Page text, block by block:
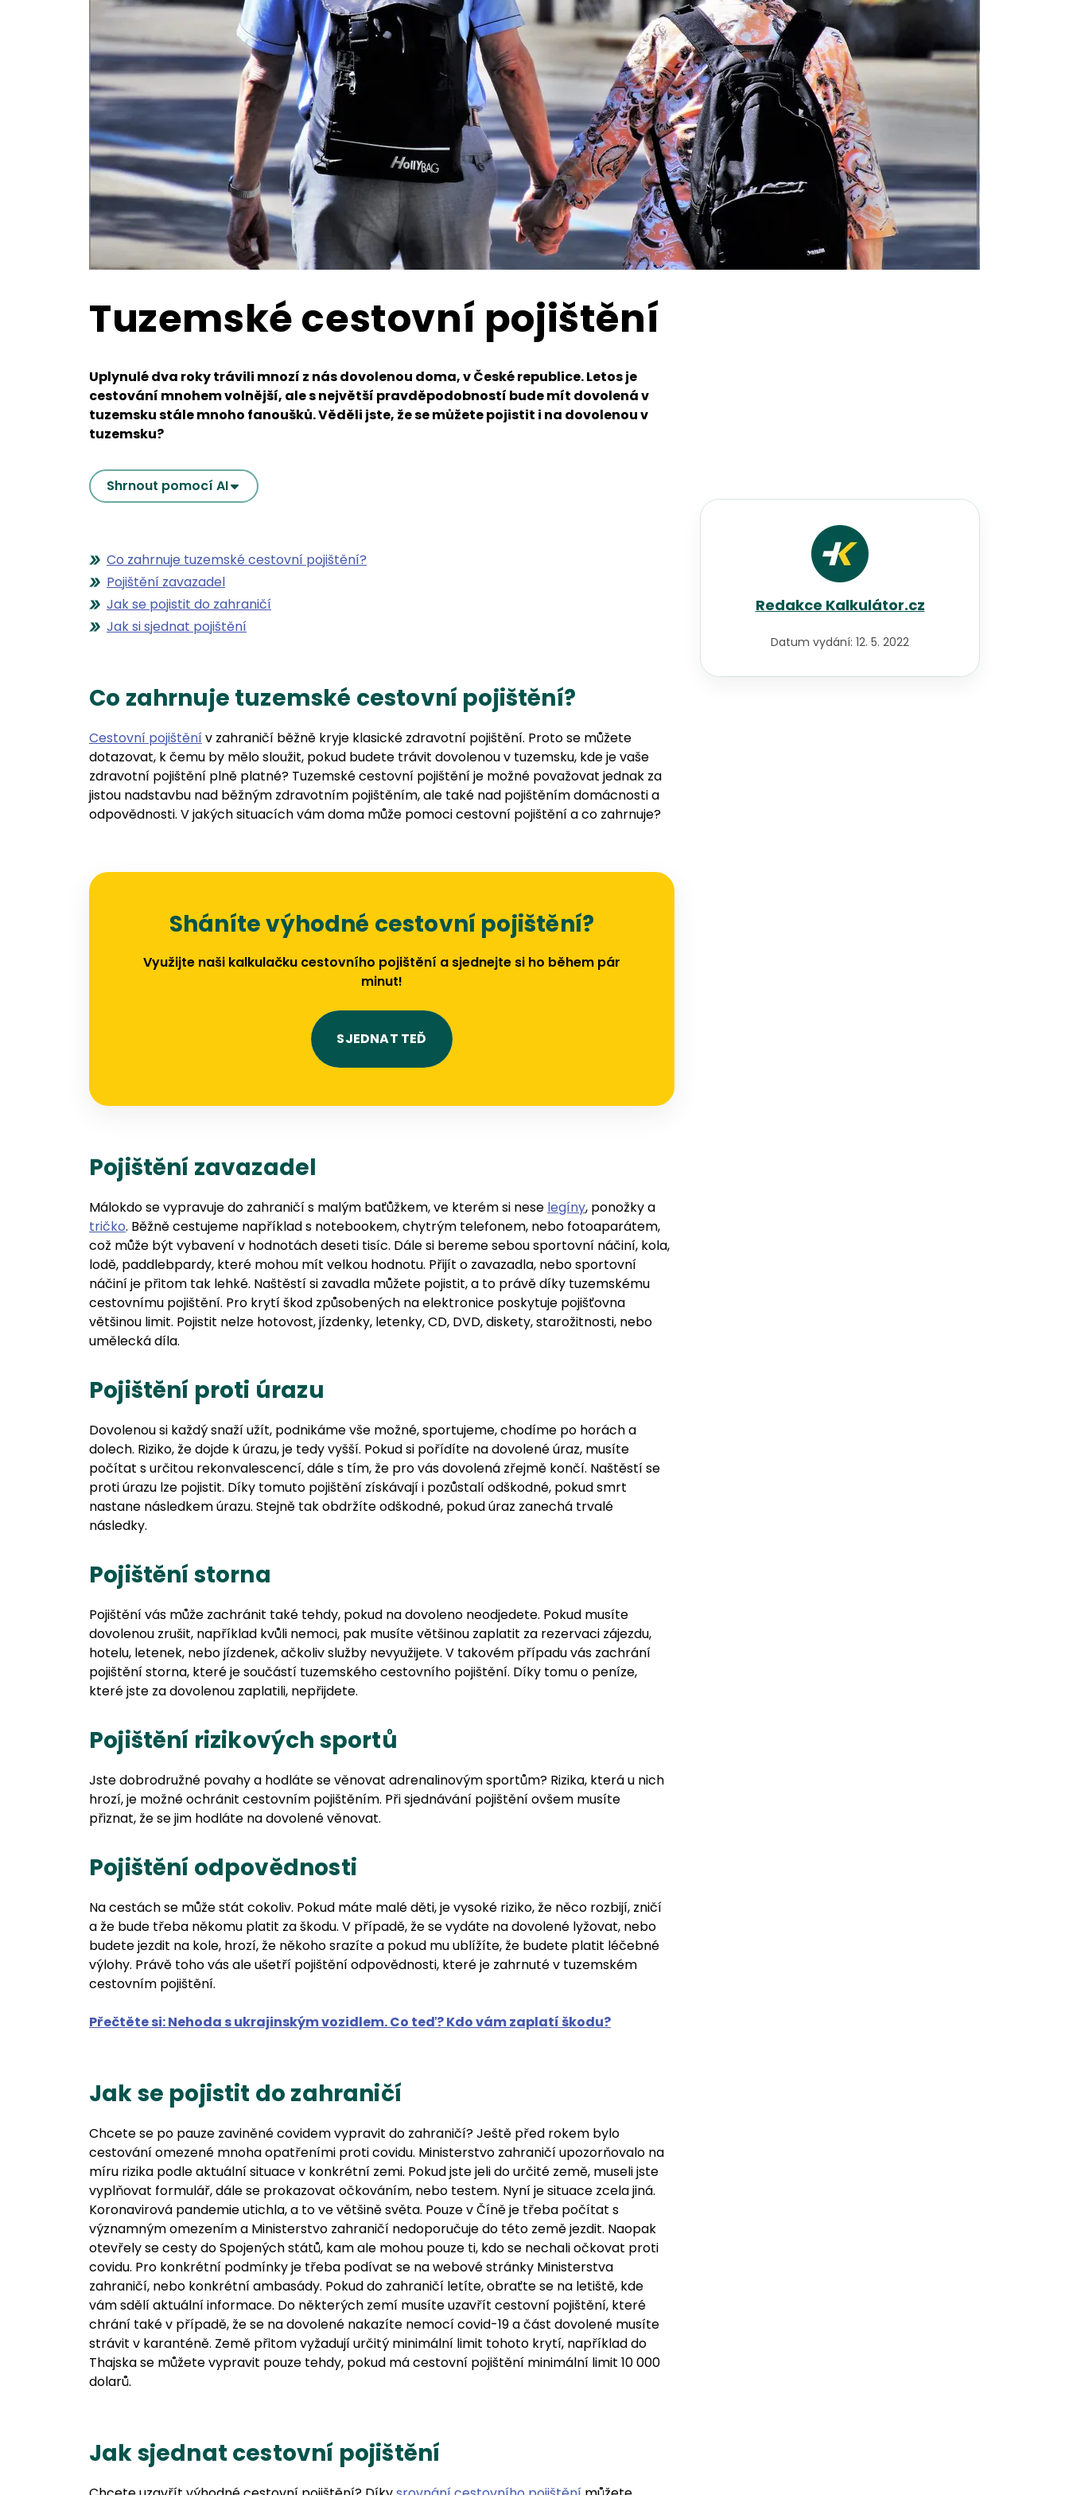
Tuzemské cestovní pojištění
Uplynulé dva roky trávili mnozí z nás dovolenou doma, v České republice. Letos je
cestování mnohem volnější, ale s největší pravděpodobností bude mít dovolená v
tuzemsku stále mnoho fanoušků. Věděli jste, že se můžete pojistit i na dovolenou v
tuzemsku?
Shrnout pomocí AI
Co zahrnuje tuzemské cestovní pojištění?
Pojištění zavazadel
Jak se pojistit do zahraničí
Jak si sjednat pojištění
Co zahrnuje tuzemské cestovní pojištění?
Cestovní pojištěnív zahraničí běžně kryje klasické zdravotní pojištění. Proto se můžete
dotazovat, k čemu by mělo sloužit, pokud budete trávit dovolenou v tuzemsku, kde je vaše
zdravotní pojištění plně platné? Tuzemské cestovní pojištění je možné považovat jednak za
jistou nadstavbu nad běžným zdravotním pojištěním, ale také nad pojištěním domácnosti a
odpovědnosti. V jakých situacích vám doma může pomoci cestovní pojištění a co zahrnuje?
Sháníte výhodné cestovní pojištění?
Využijte naši kalkulačku cestovního pojištění a sjednejte si ho během pár
minut!
SJEDNAT TEĎ
Pojištění zavazadel
Málokdo se vypravuje do zahraničí s malým baťůžkem, ve kterém si nese legíny, ponožky a
tričko. Běžně cestujeme například s notebookem, chytrým telefonem, nebo fotoaparátem,
což může být vybavení v hodnotách deseti tisíc. Dále si bereme sebou sportovní náčiní, kola,
lodě, paddlebpardy, které mohou mít velkou hodnotu. Přijít o zavazadla, nebo sportovní
náčiní je přitom tak lehké. Naštěstí si zavadla můžete pojistit, a to právě díky tuzemskému
cestovnímu pojištění. Pro krytí škod způsobených na elektronice poskytuje pojišťovna
většinou limit. Pojistit nelze hotovost, jízdenky, letenky, CD, DVD, diskety, starožitnosti, nebo
umělecká díla.
Pojištění proti úrazu
Dovolenou si každý snaží užít, podnikáme vše možné, sportujeme, chodíme po horách a
dolech. Riziko, že dojde k úrazu, je tedy vyšší. Pokud si pořídíte na dovolené úraz, musíte
počítat s určitou rekonvalescencí, dále s tím, že pro vás dovolená zřejmě končí. Naštěstí se
proti úrazu lze pojistit. Díky tomuto pojištění získávají i pozůstalí odškodné, pokud smrt
nastane následkem úrazu. Stejně tak obdržíte odškodné, pokud úraz zanechá trvalé
následky.
Pojištění storna
Pojištění vás může zachránit také tehdy, pokud na dovoleno neodjedete. Pokud musíte
dovolenou zrušit, například kvůli nemoci, pak musíte většinou zaplatit za rezervaci zájezdu,
hotelu, letenek, nebo jízdenek, ačkoliv služby nevyužijete. V takovém případu vás zachrání
pojištění storna, které je součástí tuzemského cestovního pojištění. Díky tomu o peníze,
které jste za dovolenou zaplatili, nepřijdete.
Pojištění rizikových sportů
Jste dobrodružné povahy a hodláte se věnovat adrenalinovým sportům? Rizika, která u nich
hrozí, je možné ochránit cestovním pojištěním. Při sjednávání pojištění ovšem musíte
přiznat, že se jim hodláte na dovolené věnovat.
Pojištění odpovědnosti
Na cestách se může stát cokoliv. Pokud máte malé děti, je vysoké riziko, že něco rozbijí, zničí
a že bude třeba někomu platit za škodu. V případě, že se vydáte na dovolené lyžovat, nebo
budete jezdit na kole, hrozí, že někoho srazíte a pokud mu ublížíte, že budete platit léčebné
výlohy. Právě toho vás ale ušetří pojištění odpovědnosti, které je zahrnuté v tuzemském
cestovním pojištění.
Přečtěte si: Nehoda s ukrajinským vozidlem. Co teď? Kdo vám zaplatí škodu?
Jak se pojistit do zahraničí
Chcete se po pauze zaviněné covidem vypravit do zahraničí? Ještě před rokem bylo
cestování omezené mnoha opatřeními proti covidu. Ministerstvo zahraničí upozorňovalo na
míru rizika podle aktuální situace v konkrétní zemi. Pokud jste jeli do určité země, museli jste
vyplňovat formulář, dále se prokazovat očkováním, nebo testem. Nyní je situace zcela jiná.
Koronavirová pandemie utichla, a to ve většině světa. Pouze v Číně je třeba počítat s
významným omezením a Ministerstvo zahraničí nedoporučuje do této země jezdit. Naopak
otevřely se cesty do Spojených států, kam ale mohou pouze ti, kdo se nechali očkovat proti
covidu. Pro konkrétní podmínky je třeba podívat se na webové stránky Ministerstva
zahraničí, nebo konkrétní ambasády. Pokud do zahraničí letíte, obraťte se na letiště, kde
vám sdělí aktuální informace. Do některých zemí musíte uzavřít cestovní pojištění, které
chrání také v případě, že se na dovolené nakazíte nemocí covid-19 a část dovolené musíte
strávit v karanténě. Země přitom vyžadují určitý minimální limit tohoto krytí, například do
Thajska se můžete vypravit pouze tehdy, pokud má cestovní pojištění minimální limit 10 000
dolarů.
Jak sjednat cestovní pojištění
Redakce Kalkulátor.cz
Datum vydání: 12. 5. 2022